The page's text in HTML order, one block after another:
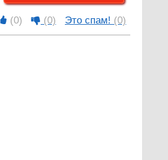
(0) (0) Это спам! (0)